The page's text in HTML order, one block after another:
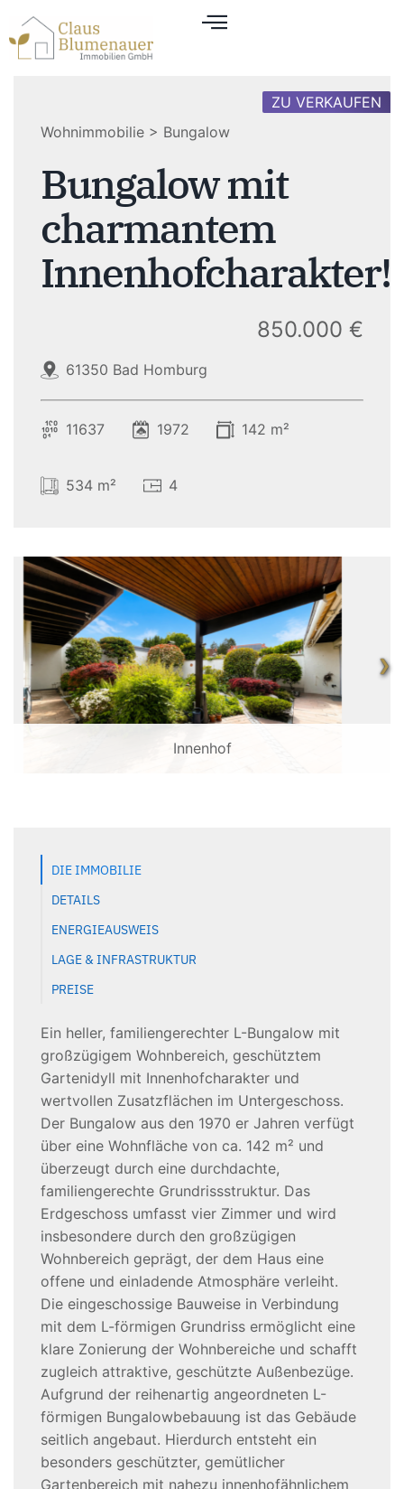
Wohnimmobilie > Bungalow
ZU VERKAUFEN
Bungalow mit
charmantem
Innenhofcharakter!
61350 Bad Homburg
850.000 €
11637 1972 142 m²
534 m² 4
Innenhof
❯
DIE IMMOBILIE
DETAILS
ENERGIEAUSWEIS
LAGE & INFRASTRUKTUR
PREISE
Ein heller, familiengerechter L-Bungalow mit
großzügigem Wohnbereich, geschütztem
Gartenidyll mit Innenhofcharakter und
wertvollen Zusatzflächen im Untergeschoss.
Der Bungalow aus den 1970 er Jahren verfügt
über eine Wohnfläche von ca. 142 m² und
überzeugt durch eine durchdachte,
familiengerechte Grundrissstruktur. Das
Erdgeschoss umfasst vier Zimmer und wird
insbesondere durch den großzügigen
Wohnbereich geprägt, der dem Haus eine
offene und einladende Atmosphäre verleiht.
Die eingeschossige Bauweise in Verbindung
mit dem L-förmigen Grundriss ermöglicht eine
klare Zonierung der Wohnbereiche und schafft
zugleich attraktive, geschützte Außenbezüge.
Aufgrund der reihenartig angeordneten L-
förmigen Bungalowbebauung ist das Gebäude
seitlich angebaut. Hierdurch entsteht ein
besonders geschützter, gemütlicher
Gartenbereich mit nahezu innenhofähnlichem